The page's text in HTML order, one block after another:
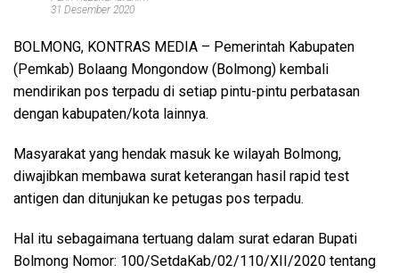
31 Desember 2020
BOLMONG, KONTRAS MEDIA – Pemerintah Kabupaten
(Pemkab) Bolaang Mongondow (Bolmong) kembali
mendirikan pos terpadu di setiap pintu-pintu perbatasan
dengan kabupaten/kota lainnya.
Masyarakat yang hendak masuk ke wilayah Bolmong,
diwajibkan membawa surat keterangan hasil rapid test
antigen dan ditunjukan ke petugas pos terpadu.
Hal itu sebagaimana tertuang dalam surat edaran Bupati
Bolmong Nomor: 100/SetdaKab/02/110/XII/2020 tentang